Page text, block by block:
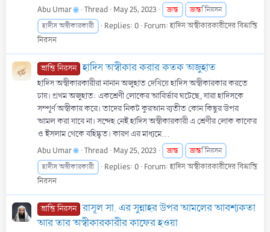
Abu Umar Thread May 25, 2023 ভ্রান্ত ভ্রান্তি নিরসন
হাদীস অস্বীকারকারী
Replies: 0 Forum:হাদিস অস্বীকারকারীদের বিভ্রান্তি
নিরসন
ভ্রান্তি নিরসন হাদিস অস্বীকার করার কতক অজুহাত
হাদিস অস্বীকারকারীরা নানান অজুহাত দেখিয়ে হাদিস অস্বীকারকার করতে
চায়। প্রথম অজুহাত: একশ্রেণী লোকের আবির্ভাব ঘটেছে, যারা হাদিসকে
সম্পূর্ণ অস্বীকার করে। তাদের নিকট কুরআন ব্যতীত কোন কিছুর উপর
আমল করা যাবে না। সন্দেহ নেই হাদিস অস্বীকারকারী এ শ্রেণীর লোক কাফের
ও ইসলাম থেকে বহিষ্কৃত। কারণ এর মাধ্যমে...
Abu Umar Thread May 25, 2023 ভ্রান্ত ভ্রান্তি নিরসন
হাদীস অস্বীকারকারী
Replies: 0 Forum:হাদিস অস্বীকারকারীদের বিভ্রান্তি
নিরসন
ভ্রান্তি নিরসন রাসূল সা. এর সুন্নাহর উপর আমলের আবশ্যকতা
আর তার অস্বীকারকারীর কাফের হওয়া